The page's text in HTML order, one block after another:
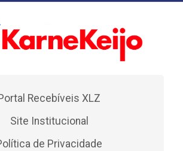
Recebíveis XLZ
Site Institucional
de Privacidade